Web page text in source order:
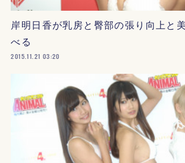
岸明日香が乳房と臀部の張り向上と
べる
2015.11.21 03:20